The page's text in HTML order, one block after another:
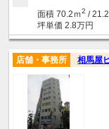
面積 70.2ｍ2 /
坪単価 2.8万円
店舗・事務所
相馬屋